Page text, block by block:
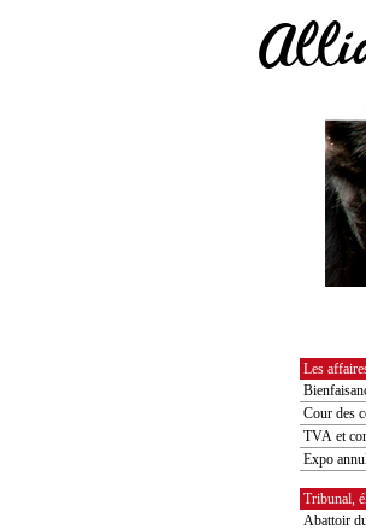
Les
Cour des
TVA et
Expo
Tribunal,
Abattoir